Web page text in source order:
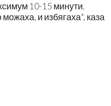
10-15 минути.
и избягаха", каза